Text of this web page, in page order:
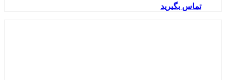
تماس بگیرید